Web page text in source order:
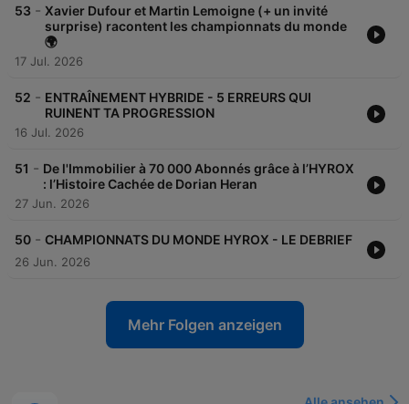
53 - Xavier Dufour et Martin Lemoigne (+ un invité
surprise) racontent les championnats du monde
🌍
17 Jul. 2026
52 - ENTRAÎNEMENT HYBRIDE - 5 ERREURS QUI
RUINENT TA PROGRESSION
16 Jul. 2026
51 - De l'Immobilier à 70 000 Abonnés grâce à l’HYROX
: l’Histoire Cachée de Dorian Heran
27 Jun. 2026
50 - CHAMPIONNATS DU MONDE HYROX - LE DEBRIEF
26 Jun. 2026
Mehr Folgen anzeigen